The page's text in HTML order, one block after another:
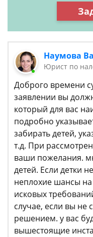
Наумова
Юрист по
Доброго времени
заявлении вы
который для вас
подробно
забирать детей,
т.д. При
ваши пожелания.
детей. Если детки
неплохие шансы
исковых
случае, если вы не
решением. у вас
вышестоящие